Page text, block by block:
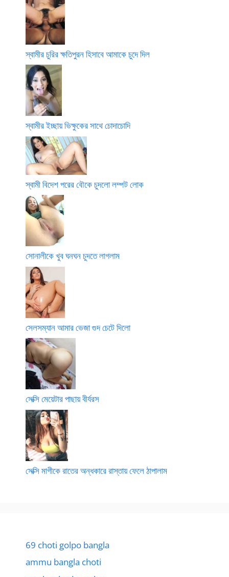
স্বামীর চুরির ক্ষতিপুরন হিসাবে আমাকে চুদে দিল
স্বামীর ইচ্ছায় ভিক্ষুকের সাথে চোদাচোদি
স্বামী বিদেশ পরের বৌকে চুদলো লম্পট লোক
সোনালীকে খুব ঘনঘন চুদতে লাগলাম
সেলসম্যান আমার ভেজা গুদ চেটে দিলো
সেক্সি মেয়েটার পাছায় বীর্যরস
সেক্সি মাগীকে রাতের অন্ধকারে রাস্তায় ফেলে ঠাপালাম
69 choti golpo bangla
ammu bangla choti